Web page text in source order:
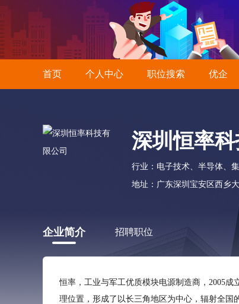
首页 个人中心 职位搜索 优企
深圳恒率
行业：电子技术、半导体、
地址：广东深圳宝安区西乡
企业简介 招聘职位
恒率，工业与军工优质模块电源制造商，2005
理位置，形成了以长三角地区为中心，辐射全国